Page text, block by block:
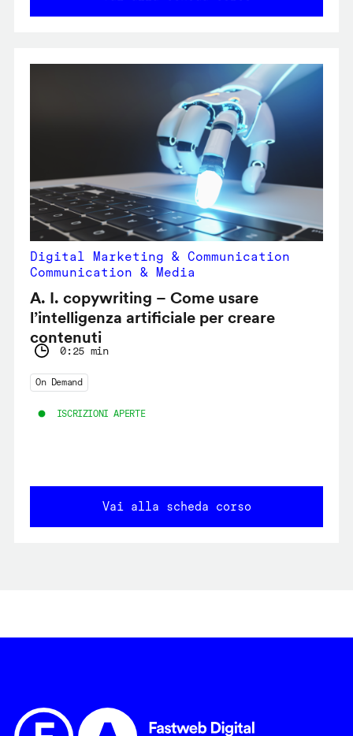
Digital Marketing & Communication
Communication & Media
A. I. copywriting – Come usare
l’intelligenza artificiale per creare
contenuti
0:25 min
On Demand
ISCRIZIONI APERTE
Vai alla scheda corso